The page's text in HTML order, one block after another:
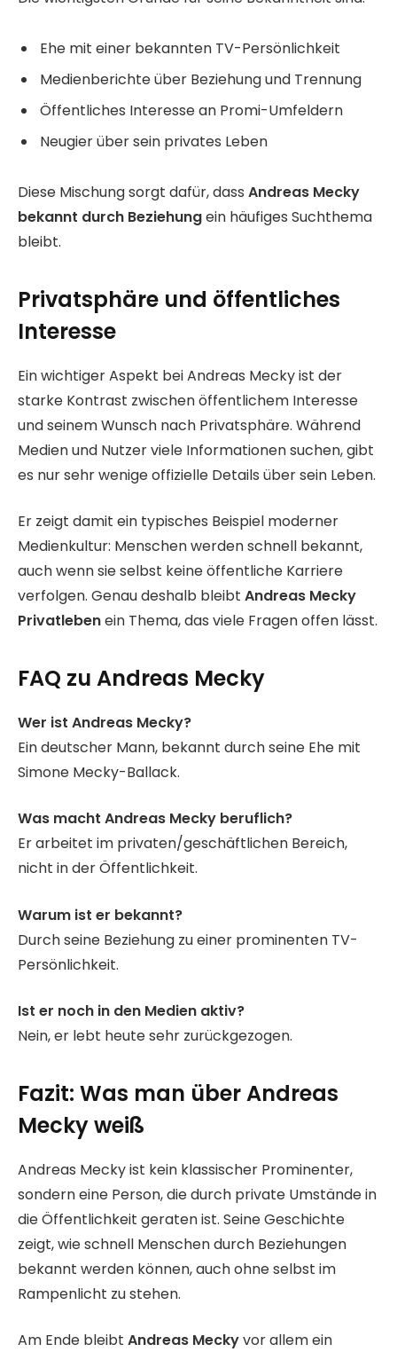
Ehe mit einer bekannten TV-Persönlichkeit
Medienberichte über Beziehung und Trennung
Öffentliches Interesse an Promi-Umfeldern
Neugier über sein privates Leben
Diese Mischung sorgt dafür, dass Andreas Mecky
bekannt durch Beziehungein häufiges Suchthema
bleibt.
Privatsphäre und öffentliches
Interesse
Ein wichtiger Aspekt bei Andreas Mecky ist der
starke Kontrast zwischen öffentlichem Interesse
und seinem Wunsch nach Privatsphäre. Während
Medien und Nutzer viele Informationen suchen, gibt
es nur sehr wenige offizielle Details über sein Leben.
Er zeigt damit ein typisches Beispiel moderner
Medienkultur: Menschen werden schnell bekannt,
auch wenn sie selbst keine öffentliche Karriere
verfolgen. Genau deshalb bleibt Andreas Mecky
Privatlebenein Thema, das viele Fragen offen lässt.
FAQ zu Andreas Mecky
Wer ist Andreas Mecky?
Ein deutscher Mann, bekannt durch seine Ehe mit
Simone Mecky-Ballack.
Was macht Andreas Mecky beruflich?
Er arbeitet im privaten/geschäftlichen Bereich,
nicht in der Öffentlichkeit.
Warum ist er bekannt?
Durch seine Beziehung zu einer prominenten TV-
Persönlichkeit.
Ist er noch in den Medien aktiv?
Nein, er lebt heute sehr zurückgezogen.
Fazit: Was man über Andreas
Mecky weiß
Andreas Mecky ist kein klassischer Prominenter,
sondern eine Person, die durch private Umstände in
die Öffentlichkeit geraten ist. Seine Geschichte
zeigt, wie schnell Menschen durch Beziehungen
bekannt werden können, auch ohne selbst im
Rampenlicht zu stehen.
Am Ende bleibt Andreas Meckyvor allem ein